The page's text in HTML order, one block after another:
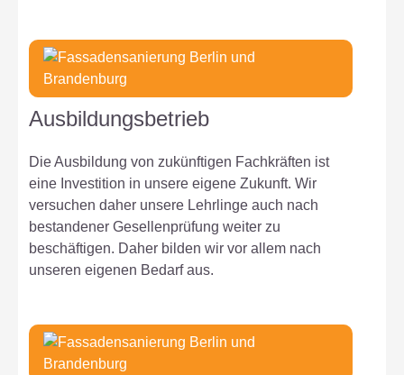
Ausbildungsbetrieb
Die Ausbildung von zukünftigen Fachkräften ist
eine Investition in unsere eigene Zukunft. Wir
versuchen daher unsere Lehrlinge auch nach
bestandener Gesellenprüfung weiter zu
beschäftigen. Daher bilden wir vor allem nach
unseren eigenen Bedarf aus.